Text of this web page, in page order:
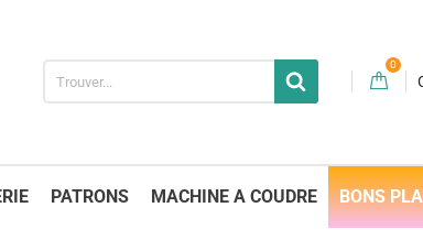
0
PATRONS MACHINE A COUDRE BONS